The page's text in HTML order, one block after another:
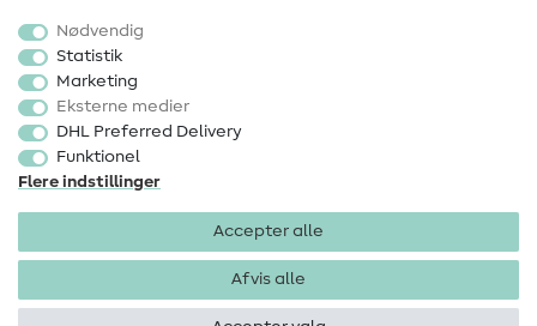
Sytilbehør
Udsalg
Nødvendig
Statistik
Marketing
Eksterne medier
DHL Preferred Delivery
Funktionel
Flere indstillinger
Accepter alle
Afvis alle
Impressum Databeskyttelse
AGB